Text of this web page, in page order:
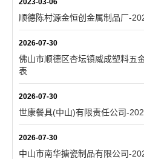
2023-03-06
顺德陈村源金恒创金属制品厂-
2026-07-30
佛山市顺德区杏坛镇威成塑料五
表
2026-07-30
世康餐具(中山)有限责任公司-
2026-07-30
中山市南华搪瓷制品有限公司-